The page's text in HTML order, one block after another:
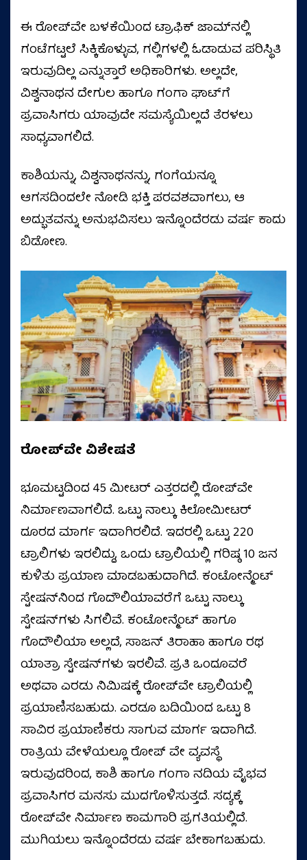
ಈ ರೋಪ್‌ವೇ ಬಳಕೆಯಿಂದ ಟ್ರಾಫಿಕ್‌ ಜಾಮ್‌ನಲ್ಲಿ
ಗಂಟೆಗಟ್ಟಲೆ ಸಿಕ್ಕಿಕೊಳ್ಳುವ, ಗಲ್ಲಿಗಳಲ್ಲಿ ಓಡಾಡುವ ಪರಿಸ್ಥಿತಿ
ಇರುವುದಿಲ್ಲ ಎನ್ನುತ್ತಾರೆ ಅಧಿಕಾರಿಗಳು. ಅಲ್ಲದೇ,
ವಿಶ್ವನಾಥನ ದೇಗುಲ ಹಾಗೂ ಗಂಗಾ ಘಾಟ್‌ಗೆ
ಪ್ರವಾಸಿಗರು ಯಾವುದೇ ಸಮಸ್ಯೆಯಿಲ್ಲದೆ ತೆರಳಲು
ಸಾಧ್ಯವಾಗಲಿದೆ.
ಕಾಶಿಯನ್ನು, ವಿಶ್ವನಾಥನನ್ನು, ಗಂಗೆಯನ್ನೂ
ಆಗಸದಿಂದಲೇ ನೋಡಿ ಭಕ್ತಿ ಪರವಶವಾಗಲು, ಆ
ಅದ್ಭುತವನ್ನು ಅನುಭವಿಸಲು ಇನ್ನೊಂದೆರಡು ವರ್ಷ ಕಾದು
ಬಿಡೋಣ.
ರೋಪ್‌ವೇ ವಿಶೇಷತೆ
ಭೂಮಟ್ಟದಿಂದ 45 ಮೀಟರ್ ಎತ್ತರದಲ್ಲಿ ರೋಪ್‌ವೇ
ನಿರ್ಮಾಣವಾಗಲಿದೆ. ಒಟ್ಟು ನಾಲ್ಕು ಕಿಲೋಮೀಟರ್
ದೂರದ ಮಾರ್ಗ ಇದಾಗಿರಲಿದೆ. ಇದರಲ್ಲಿ ಒಟ್ಟು 220
ಟ್ರಾಲಿಗಳು ಇರಲಿದ್ದು, ಒಂದು ಟ್ರಾಲಿಯಲ್ಲಿ ಗರಿಷ್ಠ 10 ಜನ
ಕುಳಿತು ಪ್ರಯಾಣ ಮಾಡಬಹುದಾಗಿದೆ. ಕಂಟೋನ್ಮೆಂಟ್
ಸ್ಟೇಷನ್‌ನಿಂದ ಗೊದೌಲಿಯಾವರೆಗೆ ಒಟ್ಟು ನಾಲ್ಕು
ಸ್ಟೇಷನ್‌ಗಳು ಸಿಗಲಿವೆ. ಕಂಟೋನ್ಮೆಂಟ್ ಹಾಗೂ
ಗೊದೌಲಿಯಾ ಅಲ್ಲದೆ, ಸಾಜನ್ ತಿರಾಹಾ ಹಾಗೂ ರಥ
ಯಾತ್ರಾ ಸ್ಟೇಷನ್‌ಗಳು ಇರಲಿವೆ. ಪ್ರತಿ ಒಂದೂವರೆ
ಅಥವಾ ಎರಡು ನಿಮಿಷಕ್ಕೆ ರೋಪ್‌ವೇ ಟ್ರಾಲಿಯಲ್ಲಿ
ಪ್ರಯಾಣಿಸಬಹುದು. ಎರಡೂ ಬದಿಯಿಂದ ಒಟ್ಟು 8
ಸಾವಿರ ಪ್ರಯಾಣಿಕರು ಸಾಗುವ ಮಾರ್ಗ ಇದಾಗಿದೆ.
ರಾತ್ರಿಯ ವೇಳೆಯಲ್ಲೂ ರೋಪ್ ವೇ ವ್ಯವಸ್ಥೆ
ಇರುವುದರಿಂದ, ಕಾಶಿ ಹಾಗೂ ಗಂಗಾ ನದಿಯ ವೈಭವ
ಪ್ರವಾಸಿಗರ ಮನಸು ಮುದಗೊಳಿಸುತ್ತದೆ. ಸದ್ಯಕ್ಕೆ
ರೋಪ್‌ವೇ ನಿರ್ಮಾಣ ಕಾಮಗಾರಿ ಪ್ರಗತಿಯಲ್ಲಿದೆ.
ಮುಗಿಯಲು ಇನ್ನೊಂದೆರಡು ವರ್ಷ ಬೇಕಾಗಬಹುದು.